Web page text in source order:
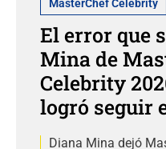
MasterChef Celebrity
El error que
Mina de
Celebrity
logró seguir
Diana Mina dejó